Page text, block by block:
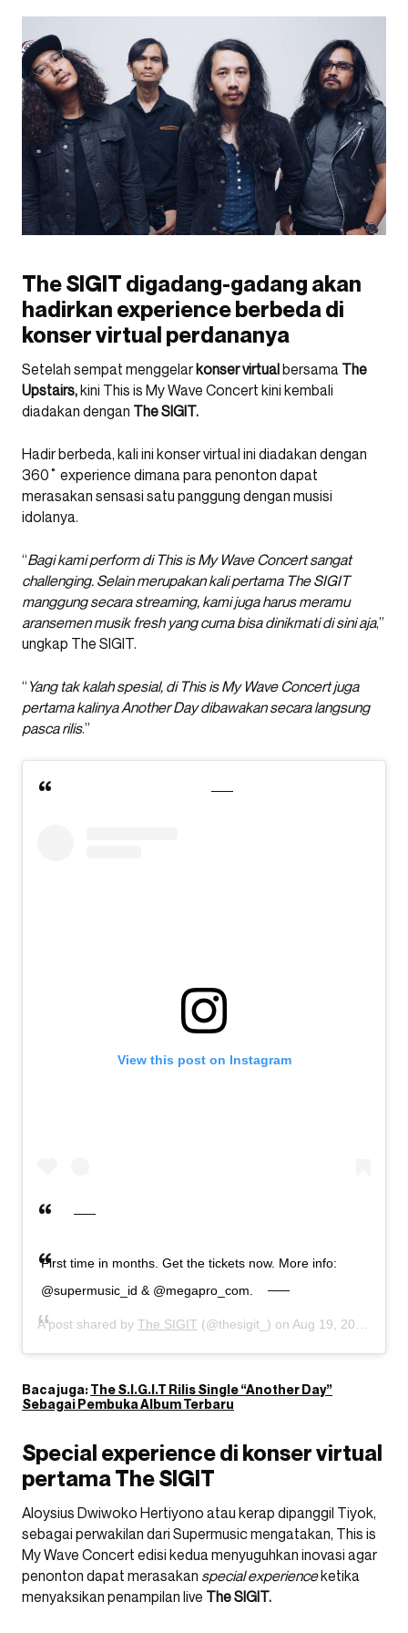
The SIGIT digadang-gadang akan
hadirkan experience berbeda di
konser virtual perdananya
Setelah sempat menggelar konser virtualbersama The
Upstairs,kini This is My Wave Concert kini kembali
diadakan dengan The SIGIT.
Hadir berbeda, kali ini konser virtual ini diadakan dengan
360˚ experience dimana para penonton dapat
merasakan sensasi satu panggung dengan musisi
idolanya.
“Bagi kami perform di This is My Wave Concert sangat
challenging. Selain merupakan kali pertama The SIGIT
manggung secara streaming, kami juga harus meramu
aransemen musik fresh yang cuma bisa dinikmati di sini aja,”
ungkap The SIGIT.
“ Yang tak kalah spesial, di This is My Wave Concert juga
pertama kalinya Another Day dibawakan secara langsung
pasca rilis.”
View this post on Instagram
First time in months. Get the tickets now. More info:
@supermusic_id & @megapro_com.
A post shared by The SIGIT (@thesigit_) on Aug 19, 2020 at 5:36am PDT
Baca juga:The S.I.G.I.T Rilis Single “Another Day”
Sebagai Pembuka Album Terbaru
Special experience di konser virtual
pertama The SIGIT
Aloysius Dwiwoko Hertiyono atau kerap dipanggil Tiyok,
sebagai perwakilan dari Supermusic mengatakan, This is
My Wave Concert edisi kedua menyuguhkan inovasi agar
penonton dapat merasakan special experienceketika
menyaksikan penampilan live The SIGIT.